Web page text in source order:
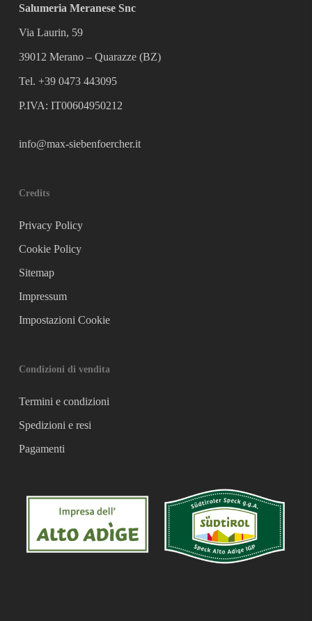
Salumeria Meranese Snc
Via Laurin, 59
39012 Merano – Quarazze (BZ)
Tel. +39 0473 443095
P.IVA: IT00604950212
info@max-siebenfoercher.it
Credits
Privacy Policy
Cookie Policy
Sitemap
Impressum
Impostazioni Cookie
Condizioni di vendita
Termini e condizioni
Spedizioni e resi
Pagamenti